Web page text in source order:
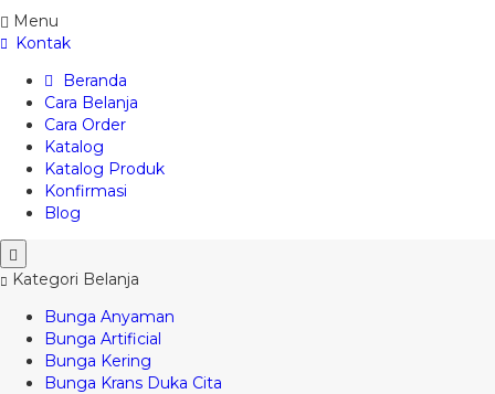
Menu
Kontak
Beranda
Cara Belanja
Cara Order
Katalog
Katalog Produk
Konfirmasi
Blog
Kategori Belanja
Bunga Anyaman
Bunga Artificial
Bunga Kering
Bunga Krans Duka Cita